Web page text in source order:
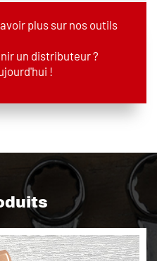
plus sur nos outils
un distributeur ?
!